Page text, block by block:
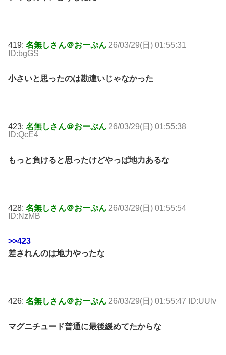
419: 名無しさん＠おーぷん 26/03/29(日) 01:55:31
ID:bgGS
小さいと思ったのは勘違いじゃなかった
423: 名無しさん＠おーぷん 26/03/29(日) 01:55:38
ID:QcE4
もっと負けると思ったけどやっぱ地力あるな
428: 名無しさん＠おーぷん 26/03/29(日) 01:55:54
ID:NzMB
>>423
差されんのは地力やったな
426: 名無しさん＠おーぷん 26/03/29(日) 01:55:47 ID:UUlv
マグニチュード普通に最後緩めてたからな